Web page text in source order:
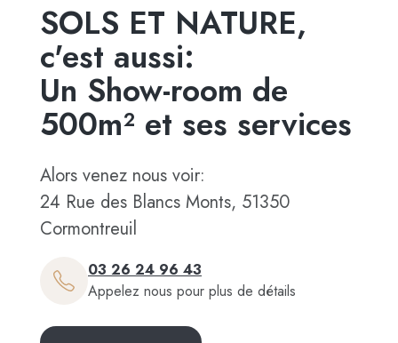
SOLS ET NATURE,
c'est aussi:
Un Show-room de
500m² et ses services
Alors venez nous voir:
24 Rue des Blancs Monts, 51350
Cormontreuil
03 26 24 96 43
Appelez nous pour plus de détails